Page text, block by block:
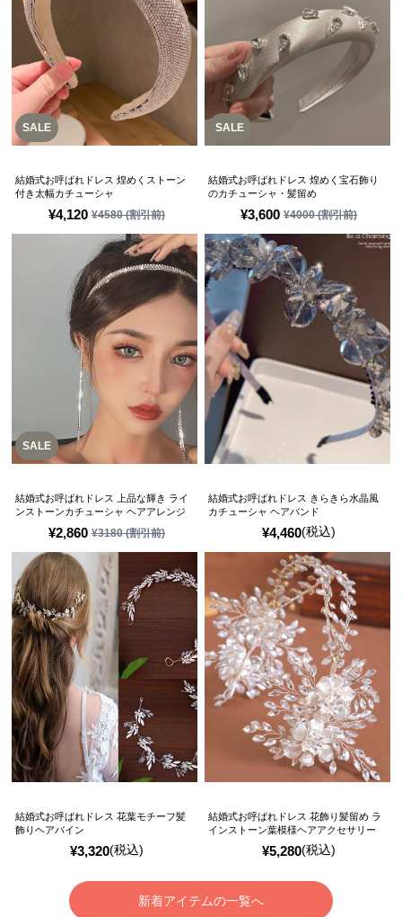
SALE
¥4,120 ¥4580(割引前)
結婚式お呼ばれドレス 煌めくストーン
付き太幅カチューシャ
SALE
¥3,600 ¥4000(割引前)
結婚式お呼ばれドレス 煌めく宝石飾り
のカチューシャ・髪留め
SALE
¥2,860 ¥3180(割引前)
結婚式お呼ばれドレス 上品な輝き ライ
ンストーンカチューシャ ヘアアレンジ
¥4,460(税込)
結婚式お呼ばれドレス きらきら水晶風
カチューシャ ヘアバンド
¥3,320(税込)
結婚式お呼ばれドレス 花葉モチーフ髪
飾りヘアバイン
¥5,280(税込)
結婚式お呼ばれドレス 花飾り髪留め ラ
インストーン葉模様ヘアアクセサリー
新着アイテムの一覧へ